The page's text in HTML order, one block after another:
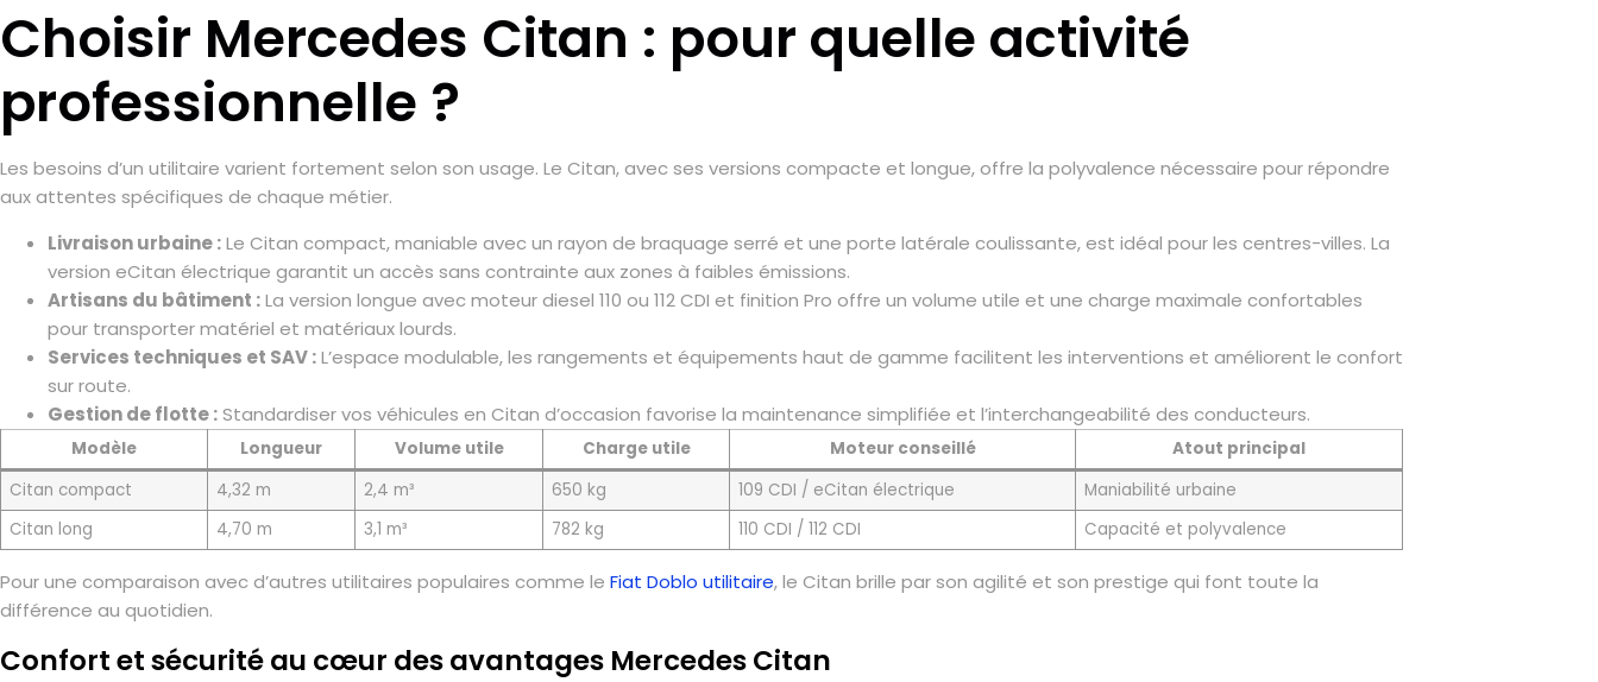
Choisir Mercedes Citan : pour quelle activité
professionnelle ?
Les besoins d’un utilitaire varient fortement selon son usage. Le Citan, avec ses versions compacte et longue, offre la polyvalence nécessaire pour répondre
aux attentes spécifiques de chaque métier.
Livraison urbaine :Le Citan compact, maniable avec un rayon de braquage serré et une porte latérale coulissante, est idéal pour les centres-villes. La
version eCitan électrique garantit un accès sans contrainte aux zones à faibles émissions.
Artisans du bâtiment :La version longue avec moteur diesel 110 ou 112 CDI et finition Pro offre un volume utile et une charge maximale confortables
pour transporter matériel et matériaux lourds.
Services techniques et SAV :L’espace modulable, les rangements et équipements haut de gamme facilitent les interventions et améliorent le confort
sur route.
Gestion de flotte :Standardiser vos véhicules en Citan d’occasion favorise la maintenance simplifiée et l’interchangeabilité des conducteurs.
Modèle Longueur Volume utile Charge utile Moteur conseillé
Atout principal
Citan compact
4,32 m 2,4 m³ 650 kg 109 CDI / eCitan électrique
Maniabilité urbaine
Citan long
4,70 m 3,1 m³ 782 kg 110 CDI / 112 CDI Capacité et polyvalence
Pour une comparaison avec d’autres utilitaires populaires comme le Fiat Doblo utilitaire, le Citan brille par son agilité et son prestige qui font toute la
différence au quotidien.
Confort et sécurité au cœur des avantages Mercedes Citan